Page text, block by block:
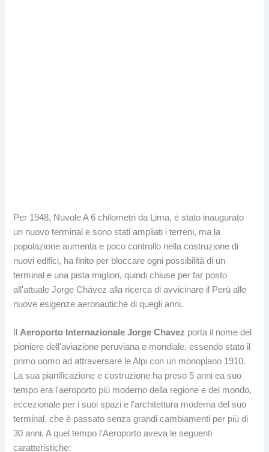
Per 1948, Nuvole A 6 chilometri da Lima, è stato inaugurato
un nuovo terminal e sono stati ampliati i terreni, ma la
popolazione aumenta e poco controllo nella costruzione di
nuovi edifici, ha finito per bloccare ogni possibilità di un
terminal e una pista migliori, quindi chiuse per far posto
all'attuale Jorge Chávez alla ricerca di avvicinare il Perù alle
nuove esigenze aeronautiche di quegli anni.
Aeroporto Internazionale Jorge Chavez porta il nome del
pioniere dell'aviazione peruviana e mondiale, essendo stato il
primo uomo ad attraversare le Alpi con un monoplano 1910.
La sua pianificazione e costruzione ha preso 5 anni ea suo
tempo era l'aeroporto più moderno della regione e del mondo,
eccezionale per i suoi spazi e l'architettura moderna del suo
terminal, che è passato senza grandi cambiamenti per più di
30 anni. A quel tempo l'Aeroporto aveva le seguenti
caratteristiche: